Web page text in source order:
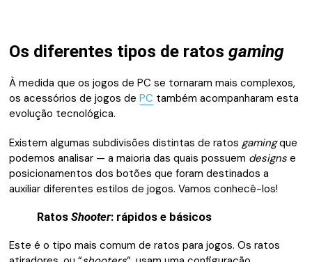
Os diferentes tipos de ratosgaming
À medida que os jogos de PC se tornaram mais complexos,
os acessórios de jogos dePC também acompanharam esta
evolução tecnológica.
Existem algumas subdivisões distintas de ratos gamingque
podemos analisar — a maioria das quais possuem designs e
posicionamentos dos botões que foram destinados a
auxiliar diferentes estilos de jogos. Vamos conhecê-los!
RatosShooter: rápidos e básicos
Este é o tipo mais comum de ratos para jogos. Os ratos